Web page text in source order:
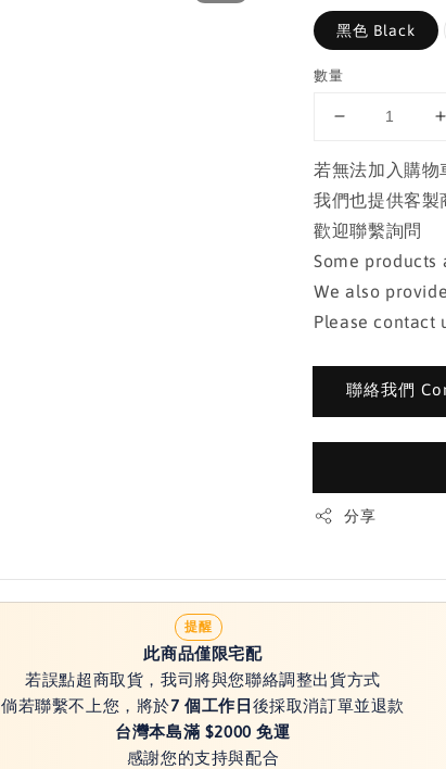
黑色 Black
數量
若無法加入購
我們也提供客製
歡迎聯繫詢問
Some
We also
Please contact
聯絡我們
分享
提醒
此商品僅限宅配
若誤點超商取貨，我司將與您聯絡調整出貨方式
倘若聯繫不上您，將於7 個工作日 後採取消訂單並退款
台灣本島滿 $2000 免運
感謝您的支持與配合